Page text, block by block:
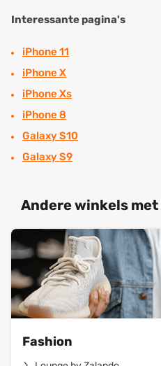
Interessante pagina's
iPhone 11
iPhone X
iPhone Xs
iPhone 8
Galaxy S10
Galaxy S9
Andere winkels
Fashion